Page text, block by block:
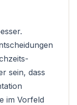
sein, dass
im Vorfeld